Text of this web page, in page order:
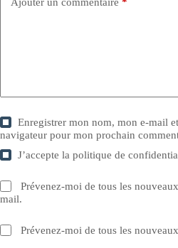
Ajouter un commentaire *
Enregistrer mon nom, mon e-mail
navigateur pour mon prochain
J’accepte lapolitique de
Prévenez-moi de tous les
mail.
Prévenez-moi de tous les